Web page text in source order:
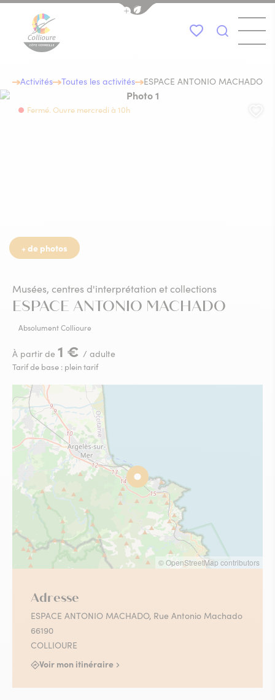
Afficher la barre de navigation du
Mes favoris
Je
Activités Toutes les activités ESPACE ANTONIO MACHADO
Musées, centres d'interprétation et collections
ESPACE ANTONIO MACHADO
Absolument Collioure
Photo 1, © Musée de Collioure
+ de photos
Fermé. Ouvre mercredi à 10h
À partir de 1 € / adulte
Tarif de base : plein tarif
© OpenStreetMap contributors
Adresse
ESPACE ANTONIO MACHADO, Rue Antonio Machado
66190
COLLIOURE
Voir mon itinéraire